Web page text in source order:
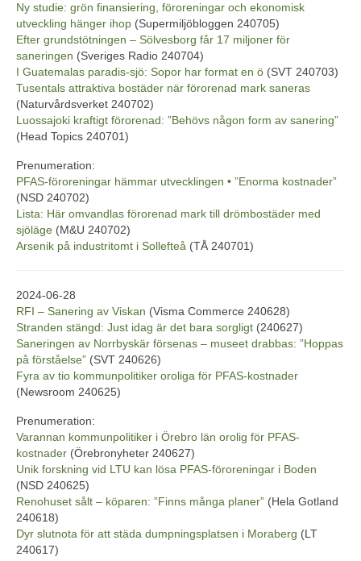
Ny studie: grön finansiering, föroreningar och ekonomisk
utveckling hänger ihop (Supermiljöbloggen 240705)
Efter grundstötningen – Sölvesborg får 17 miljoner för
saneringen (Sveriges Radio 240704)
I Guatemalas paradis-sjö: Sopor har format en ö (SVT 240703)
Tusentals attraktiva bostäder när förorenad mark saneras
(Naturvårdsverket 240702)
Luossajoki kraftigt förorenad: ”Behövs någon form av sanering”
(Head Topics 240701)
Prenumeration:
PFAS-föroreningar hämmar utvecklingen • ”Enorma kostnader”
(NSD 240702)
Lista: Här omvandlas förorenad mark till drömbostäder med
sjöläge (M&U 240702)
Arsenik på industritomt i Sollefteå (TÅ 240701)
2024-06-28
RFI – Sanering av Viskan (Visma Commerce 240628)
Stranden stängd: Just idag är det bara sorgligt (240627)
Saneringen av Norrbyskär försenas – museet drabbas: ”Hoppas
på förståelse” (SVT 240626)
Fyra av tio kommunpolitiker oroliga för PFAS-kostnader
(Newsroom 240625)
Prenumeration:
Varannan kommunpolitiker i Örebro län orolig för PFAS-
kostnader (Örebronyheter 240627)
Unik forskning vid LTU kan lösa PFAS-föroreningar i Boden
(NSD 240625)
Renohuset sålt – köparen: ”Finns många planer” (Hela Gotland
240618)
Dyr slutnota för att städa dumpningsplatsen i Moraberg (LT
240617)